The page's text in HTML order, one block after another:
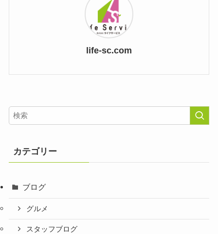
life-sc.com
カテゴリー
ブログ
グルメ
スタッフブログ